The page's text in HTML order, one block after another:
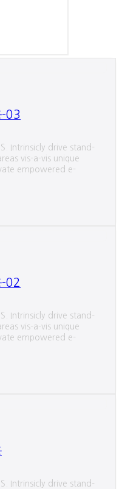
-03
Intrinsicly drive stand-
vis-a-vis unique
empowered e-
-02
Intrinsicly drive stand-
vis-a-vis unique
empowered e-
Intrinsicly drive stand-